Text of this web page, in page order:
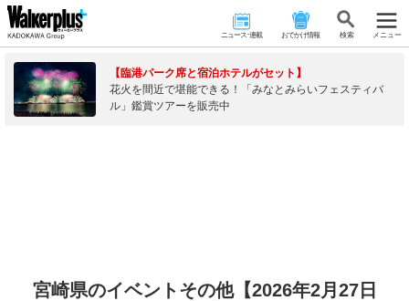
ニュース･連載 おでかけ情報 検 索 メニュー
【臨港パーク席と宿泊ホテルがセット】
花火を間近で堪能できる！「みなとみらいフェスティバ
ル」鑑賞ツアーを販売中
宮崎県のイベントその他【2026年2月27日